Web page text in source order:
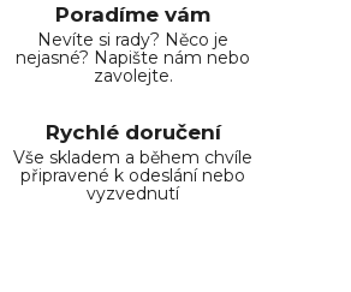
Poradíme vám
Nevíte si rady? Něco je
nejasné? Napište nám nebo
zavolejte.
Rychlé doručení
Vše skladem a během chvíle
připravené k odeslání nebo
vyzvednutí